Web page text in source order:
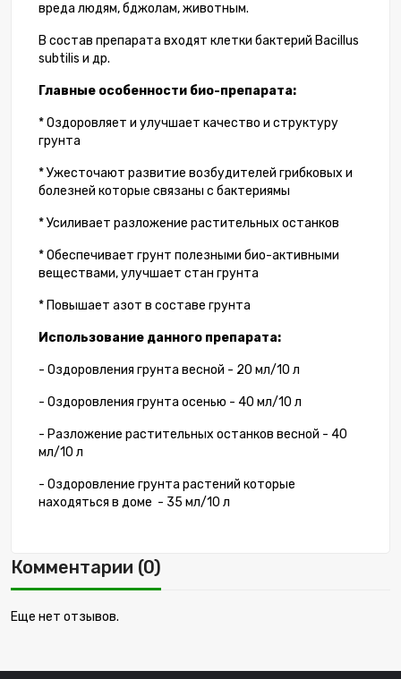
вреда людям, бджолам, животным.
В состав препарата входят клетки бактерий Bacillus
subtilis и др.
Главные особенности био-препарата:
* Оздоровляет и улучшает качество и структуру
грунта
* Ужесточают развитие возбудителей грибковых и
болезней которые связаны с бактериямы
* Усиливает разложение растительных останков
* Обеспечивает грунт полезными био-активными
веществами, улучшает стан грунта
* Повышает азот в составе грунта
Использование данного препарата:
- Оздоровления грунта весной - 20 мл/10 л
- Оздоровления грунта осенью - 40 мл/10 л
- Разложение растительных останков весной - 40
мл/10 л
- Оздоровление грунта растений которые
находяться в доме - 35 мл/10 л
Комментарии (0)
Еще нет отзывов.